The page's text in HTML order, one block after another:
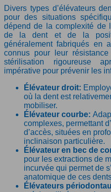
Divers types d’élévateurs
pour des situations
dépend de la complexité de
de la dent et de la
généralement fabriqués en
connus pour leur
stérilisation rigoureuse
impérative pour prévenir les
Élévateur droit:
où la dent est
mobiliser.
Élévateur courbe:
complexes, permettant
d’accès, situées en
inclinaison particulière.
Élévateur en bec de
pour les extractions de
incurvée qui permet de
anatomique de ces
Élévateurs